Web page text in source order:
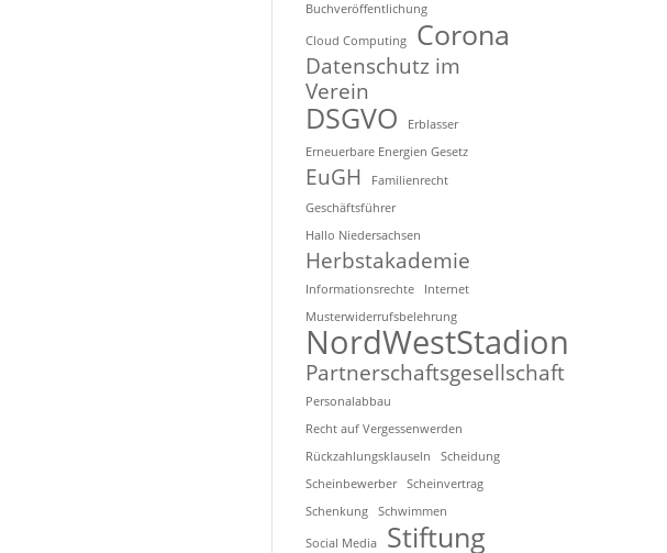
Buchveröffentlichung
Cloud Computing Corona
Datenschutz im
Verein
DSGVO
Erblasser
Erneuerbare Energien Gesetz
EuGH
Familienrecht
Geschäftsführer
Hallo Niedersachsen
Herbstakademie
Informationsrechte
Internet
Musterwiderrufsbelehrung
NordWestStadion
Partnerschaftsgesellschaft
Personalabbau
Recht auf Vergessenwerden
Rückzahlungsklauseln
Scheidung
Scheinbewerber
Scheinvertrag
Schenkung
Schwimmen
Social Media Stiftung